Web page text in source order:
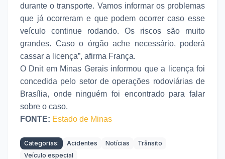
durante o transporte. Vamos informar os problemas
que já ocorreram e que podem ocorrer caso esse
veículo continue rodando. Os riscos são muito
grandes. Caso o órgão ache necessário, poderá
cassar a licença”, afirma França.
O Dnit em Minas Gerais informou que a licença foi
concedida pelo setor de operações rodoviárias de
Brasília, onde ninguém foi encontrado para falar
sobre o caso.
FONTE: Estado de Minas
Categorias: Acidentes Notícias
Trânsito
Veículo especial